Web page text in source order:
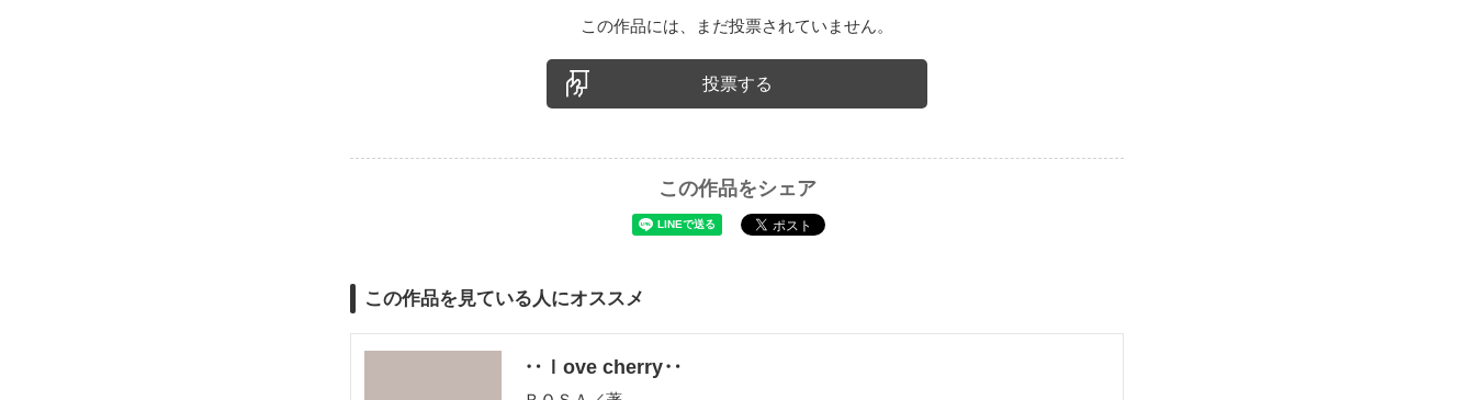
この作品には、まだ投票されていません。
投票する
この作品をシェア
この作品を見ている人にオススメ
‥ｌove cherry‥